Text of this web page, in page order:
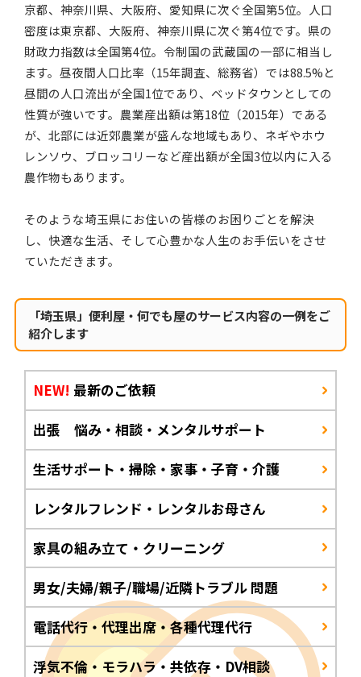
京都、神奈川県、大阪府、愛知県に次ぐ全国第5位。人口
密度は東京都、大阪府、神奈川県に次ぐ第4位です。県の
財政力指数は全国第4位。令制国の武蔵国の一部に相当し
ます。昼夜間人口比率（15年調査、総務省）では88.5%と
昼間の人口流出が全国1位であり、ベッドタウンとしての
性質が強いです。農業産出額は第18位（2015年）である
が、北部には近郊農業が盛んな地域もあり、ネギやホウ
レンソウ、ブロッコリーなど産出額が全国3位以内に入る
農作物もあります。
そのような埼玉県にお住いの皆様のお困りごとを解決
し、快適な生活、そして心豊かな人生のお手伝いをさせ
ていただきます。
「埼玉県」便利屋・何でも屋のサービス内容の一例をご
紹介します
NEW! 最新のご依頼
出張 悩み・相談・メンタルサポート
生活サポート・掃除・家事・子育・介護
レンタルフレンド・レンタルお母さん
家具の組み立て・クリーニング
男女/夫婦/親子/職場/近隣トラブル 問題
電話代行・代理出席・各種代理代行
浮気不倫・モラハラ・共依存・DV相談